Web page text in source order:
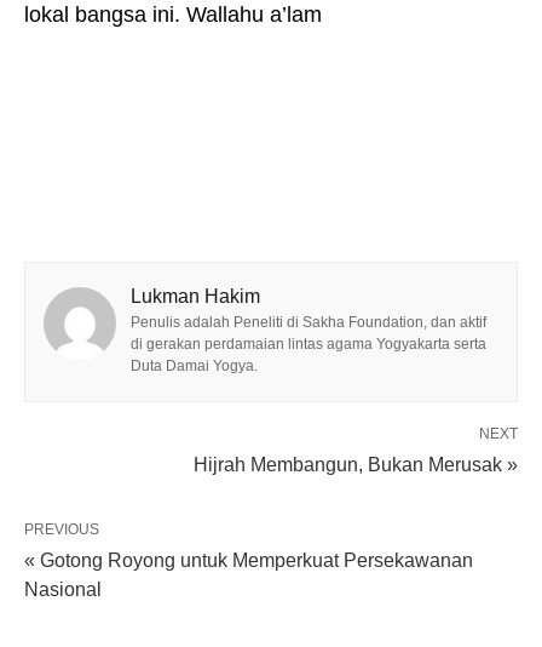
lokal bangsa ini. Wallahu a’lam
Lukman Hakim
Penulis adalah Peneliti di Sakha Foundation, dan aktif
di gerakan perdamaian lintas agama Yogyakarta serta
Duta Damai Yogya.
NEXT
Hijrah Membangun, Bukan Merusak »
PREVIOUS
« Gotong Royong untuk Memperkuat Persekawanan
Nasional